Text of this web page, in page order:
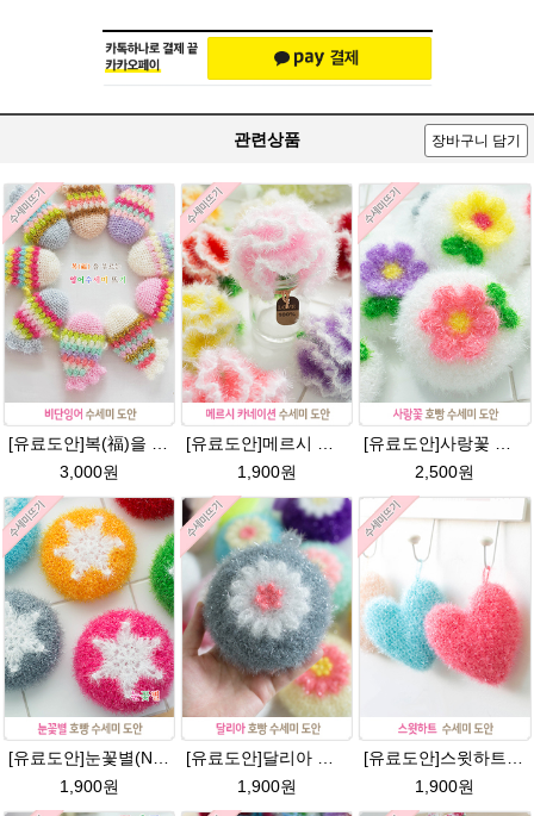
관련상품 장바구니 담기
[유료도안]복(福)을 부르는 비단잉어 수세미 코바늘뜨기 도안+꼬리부분 동영상 /복수세미뜨기/수세미실/반짝이수세미/반짝이실/ 힐링 웰빙수세미 퐁퐁수세미 코바늘수세미
3,000원
[유료도안]메르시 카네이션수세미 뜨기 도안(수세미실은 옵션에서 추가구매 가능)/카네이션수세미/별호빵수세미처럼 예쁜 수세미뜨기/수세미실 카네이션만들기 /웰빙수세미실 카네이션도안/고급수세미실/꽃수세미
1,900원
[유료도안]사랑꽃 수세미뜨기 도안(수세미실은 옵션에서 추가구매 가능)/사랑꽃수세미/별호빵수세미처럼 예쁜수세미뜨기/수세미실/웰빙수세미실/고급수세미실/꽃수세미/봄꽃향기수세미
2,500원
1,900원
1,900원
1,900원